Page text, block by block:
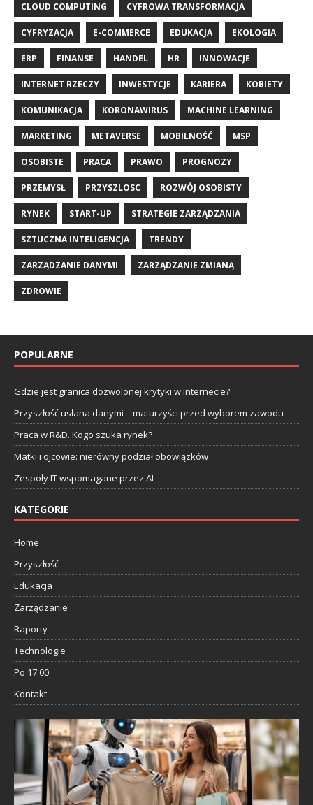
CLOUD COMPUTING CYFROWA TRANSFORMACJA
CYFRYZACJA E-COMMERCE EDUKACJA EKOLOGIA
ERP FINANSE HANDEL HR INNOWACJE
INTERNET RZECZY INWESTYCJE KARIERA KOBIETY
KOMUNIKACJA KORONAWIRUS MACHINE LEARNING
MARKETING METAVERSE MOBILNOŚĆ MSP
OSOBISTE PRACA PRAWO PROGNOZY
PRZEMYSŁ PRZYSZLOSC ROZWÓJ OSOBISTY
RYNEK START-UP STRATEGIE ZARZĄDZANIA
SZTUCZNA INTELIGENCJA TRENDY
ZARZĄDZANIE DANYMI ZARZĄDZANIE ZMIANĄ
ZDROWIE
POPULARNE
Gdzie jest granica dozwolonej krytyki w Internecie?
Przyszłość usłana danymi – maturzyści przed wyborem zawodu
Praca w R&D. Kogo szuka rynek?
Matki i ojcowie: nierówny podział obowiązków
Zespoły IT wspomagane przez AI
KATEGORIE
Home
Przyszłość
Edukacja
Zarządzanie
Raporty
Technologie
Po 17.00
Kontakt